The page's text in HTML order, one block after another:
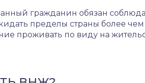
гражданин обязан
пределы страны более
проживать по виду на